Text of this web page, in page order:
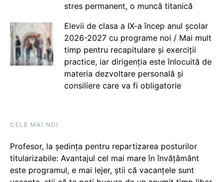
stres permanent, o muncă titanică
Elevii de clasa a IX-a încep anul școlar
2026-2027 cu programe noi / Mai mult
timp pentru recapitulare și exerciții
practice, iar dirigenția este înlocuită de
materia dezvoltare personală și
consiliere care va fi obligatorie
CELE MAI NOI
Profesor, la ședința pentru repartizarea posturilor
titularizabile: Avantajul cel mai mare în învățământ
este programul, e mai lejer, știi că vacanțele sunt